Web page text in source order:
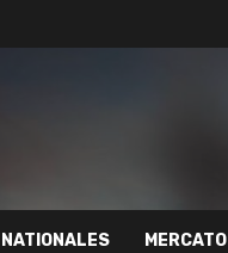
MERCATO